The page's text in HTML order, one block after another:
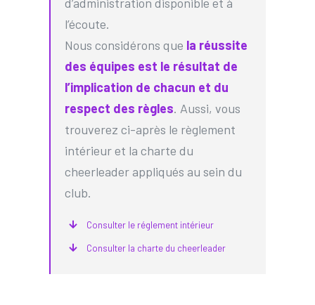
l’écoute.
Nous considérons que la réussite
des équipes est le résultat de
l’implication de chacun et du
respect des règles. Aussi, vous
trouverez ci-après le règlement
intérieur et la charte du
cheerleader appliqués au sein du
club.
Consulter le réglement intérieur
Consulter la charte du cheerleader